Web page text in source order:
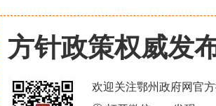
方针政策权威发
欢迎关注鄂州政府网官